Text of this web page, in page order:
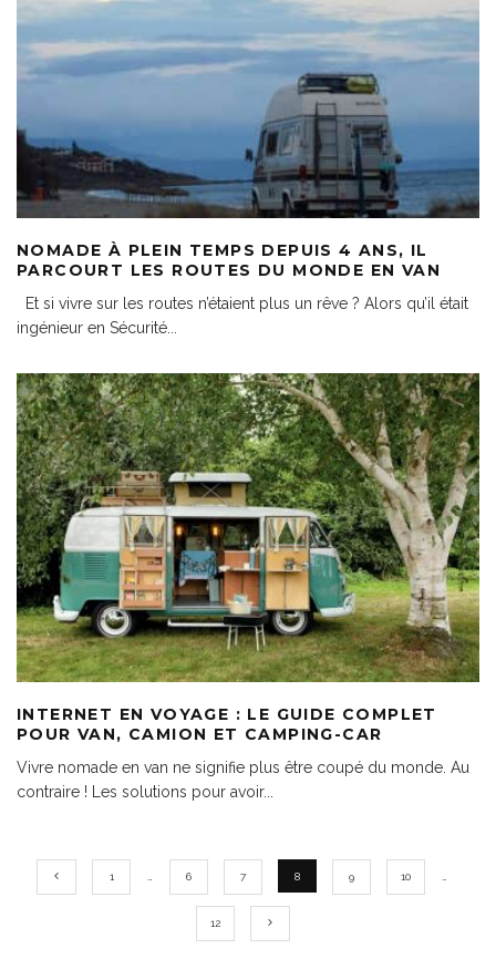
NOMADE À PLEIN TEMPS DEPUIS 4 ANS, IL
PARCOURT LES ROUTES DU MONDE EN VAN
Et si vivre sur les routes n’étaient plus un rêve ? Alors qu’il était
ingénieur en Sécurité
INTERNET EN VOYAGE : LE GUIDE COMPLET
POUR VAN, CAMION ET CAMPING-CAR
Vivre nomade en van ne signifie plus être coupé du monde. Au
contraire ! Les solutions pour avoir...
1 6 7 8 9 10
12